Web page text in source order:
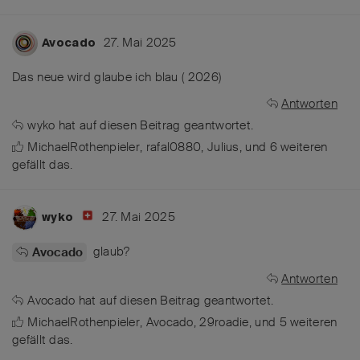
Avocado 27. Mai 2025
Das neue wird glaube ich blau ( 2026)
Antworten
wyko hat auf diesen Beitrag geantwortet.
MichaelRothenpieler, rafal0880, Julius, und 6weiteren
gefällt das.
wyko 27. Mai 2025
Avocado
glaub?
Antworten
Avocado hat auf diesen Beitrag geantwortet.
MichaelRothenpieler, Avocado,29roadie, und 5 weiteren
gefällt das.